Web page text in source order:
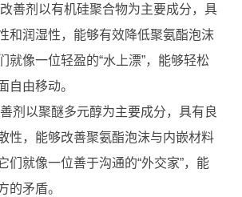
善剂以有机硅聚合物为主要成分，具
和润湿性，能够有效降低聚氨酯泡沫
就像一位轻盈的“水上漂”，能够轻松
自由移动。
剂以聚醚多元醇为主要成分，具有良
性，能够改善聚氨酯泡沫与内嵌材料
们就像一位善于沟通的“外交家”，能
的矛盾。